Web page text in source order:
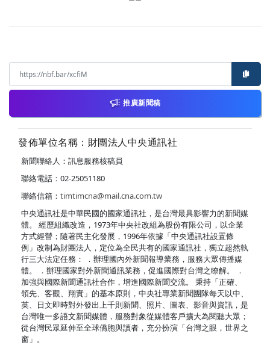
推廣新聞稿
發佈單位名稱：財團法人中央通訊社
新聞聯絡人：訊息服務核稿員
聯絡電話：02-25051180
聯絡信箱： timtimcna@mail.cna.com.tw
中央通訊社是中華民國的國家通訊社，是台灣最具影響力的新聞媒
體。 經歷組織改造，1973年中央社改組為股份有限公司，以企業
方式經營；隨著民主化發展，1996年依據「中央通訊社設置條
例」改制為財團法人，定位為全民共有的國家通訊社，獨立超然執
行三大法定任務： ．辦理國內外新聞報導業務，服務大眾傳播媒
體。 ．辦理國家對外新聞通訊業務，促進國際對台灣之瞭解。 ．
加強與國際新聞通訊社合作，增進國際新聞交流。 秉持「正確、
領先、客觀、翔實」的基本原則，中央社專業新聞團隊每天以中、
英、日文即時對外發出上千則新聞、照片、圖表、影音與資訊，是
台灣唯一多語文新聞媒體，服務對象從媒體客戶擴大為閱聽大眾；
從台灣民眾延伸至全球僑胞與讀者，充分扮演「台灣之眼，世界之
窗」。